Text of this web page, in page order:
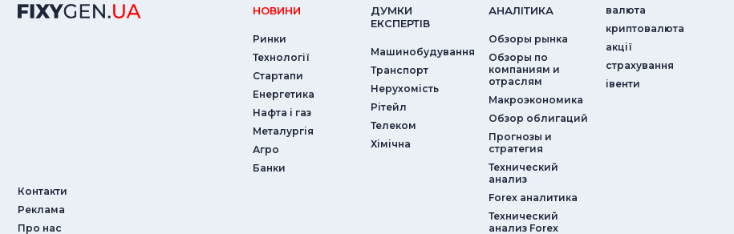
Контакти
Реклама
Про нас
НОВИНИ
Ринки
Технології
Стартапи
Енергетика
Нафта і газ
Металургія
Агро
Банки
ДУМКИ
ЕКСПЕРТIВ
Машинобудування
Транспорт
Нерухомість
Рітейл
Телеком
Хімічна
АНАЛIТИКА
Обзоры рынка
Обзоры по
компаниям и
отраслям
Макроэкономика
Обзор облигаций
Прогнозы и
стратегия
Технический
анализ
Forex аналитика
Технический
анализ Forex
валюта
криптовалюта
акції
страхування
iвенти